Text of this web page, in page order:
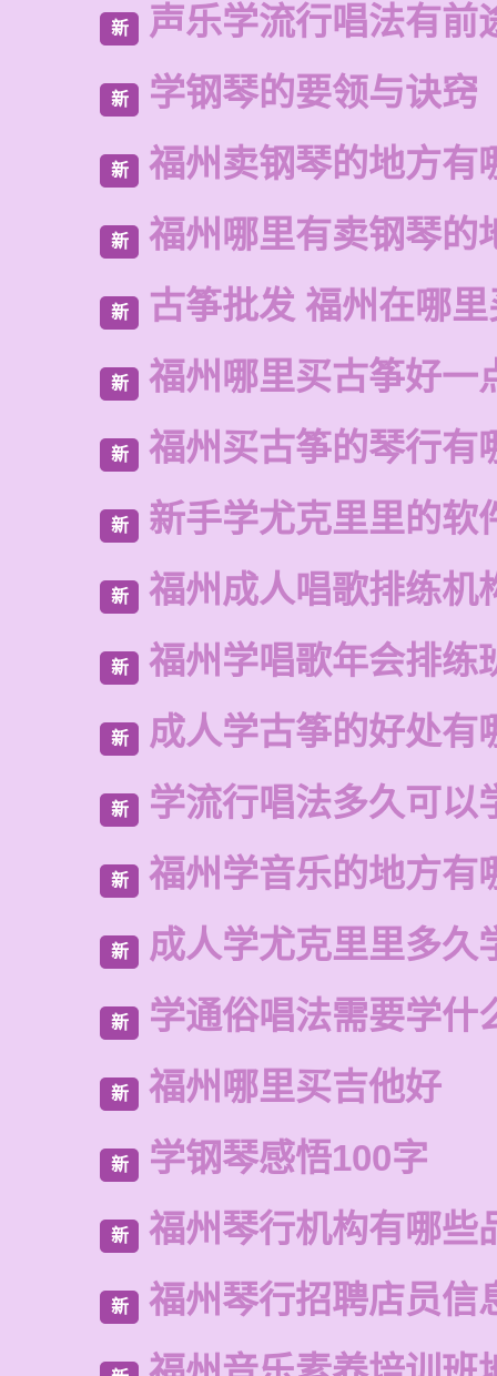
新 声乐学流行唱法有前
新 学钢琴的要领与诀窍
新 福州卖钢琴的地方有
新 福州哪里有卖钢琴的
新 古筝批发 福州在哪
新 福州哪里买古筝好一
新 福州买古筝的琴行有
新 新手学尤克里里的软
新 福州成人唱歌排练机
新 福州学唱歌年会排练
新 成人学古筝的好处有
新 学流行唱法多久可以
新 福州学音乐的地方有
新 成人学尤克里里多久
新 学通俗唱法需要学什
新 福州哪里买吉他好
新 学钢琴感悟100字
新 福州琴行机构有哪些
新 福州琴行招聘店员信